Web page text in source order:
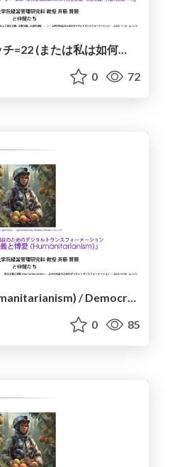
AI 前提社会のキャッチ=22 (または私は如何にして民主主義、文書主義、人道的活動...) / Catch-22 in an AI-Premised Society (or How I Came to Democracy, Documentation, Humanitarian Activities...)
0 72
民主主義と博愛(Humanitarianism) / Democracy and Humanitarianism
0 85